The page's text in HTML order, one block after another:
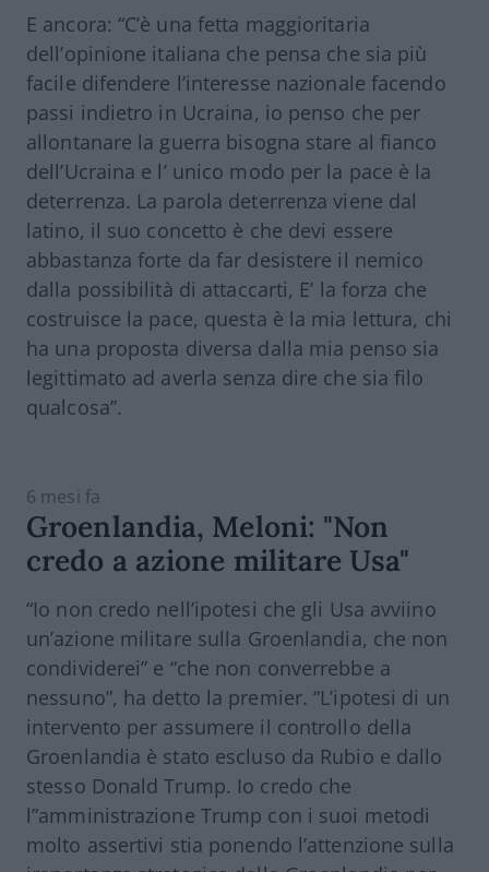
E ancora: “C’è una fetta maggioritaria
dell’opinione italiana che pensa che sia più
facile difendere l’interesse nazionale facendo
passi indietro in Ucraina, io penso che per
allontanare la guerra bisogna stare al fianco
dell’Ucraina e l’ unico modo per la pace è la
deterrenza. La parola deterrenza viene dal
latino, il suo concetto è che devi essere
abbastanza forte da far desistere il nemico
dalla possibilità di attaccarti, E’ la forza che
costruisce la pace, questa è la mia lettura, chi
ha una proposta diversa dalla mia penso sia
legittimato ad averla senza dire che sia filo
qualcosa”.
6 mesi fa
Groenlandia, Meloni: "Non
credo a azione militare Usa"
“Io non credo nell’ipotesi che gli Usa avviino
un’azione militare sulla Groenlandia, che non
condividerei” e “che non converrebbe a
nessuno”, ha detto la premier. “L’ipotesi di un
intervento per assumere il controllo della
Groenlandia è stato escluso da Rubio e dallo
stesso Donald Trump. Io credo che
l”amministrazione Trump con i suoi metodi
molto assertivi stia ponendo l’attenzione sulla